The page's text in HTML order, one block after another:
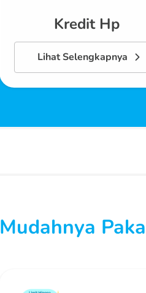
Kredit Hp
Lihat Selengkapnya
Mudahnya